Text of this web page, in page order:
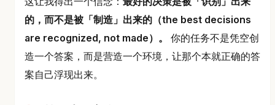
的，而不是被「制造」出来的（the best decisions
are recognized, not made）。
你的任务不是凭空创
造一个答案，而是营造一个环境，让那个本就正确的答
案自己浮现出来。